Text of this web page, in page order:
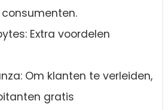
Extra voordelen
Om klanten te verleiden,
gratis